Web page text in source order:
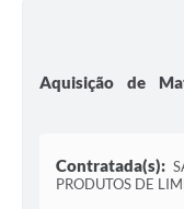
Aquisição de
Contratada(s):
PRODUTOS DE